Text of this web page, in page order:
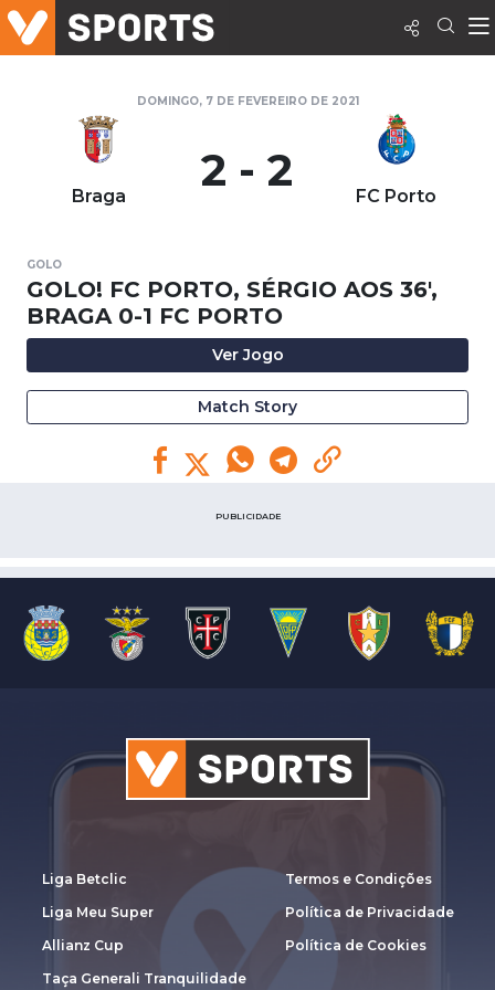
DOMINGO, 7 DE FEVEREIRO DE 2021
Braga 2 - 2 FC Porto
GOLO
GOLO! FC PORTO, SÉRGIO AOS 36',
BRAGA 0-1 FC PORTO
Ver Jogo
Match Story
PUBLICIDADE
Liga Betclic
Liga Meu Super
Allianz Cup
Taça Generali Tranquilidade
Termos e Condições
Política de Privacidade
Política de Cookies